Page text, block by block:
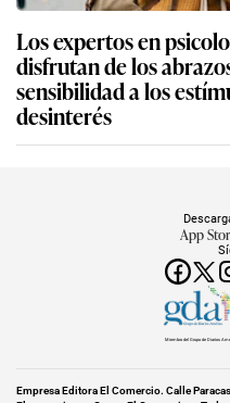
Los expertos en
disfrutan de los
sensibilidad a los
desinterés
App
Miembro del Grupo de Diarios
Empresa Editora El Comercio. Calle